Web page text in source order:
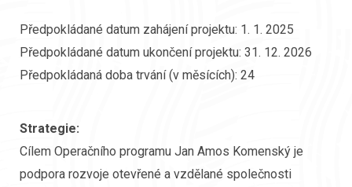
Předpokládané datum zahájení projektu: 1. 1. 2025
Předpokládané datum ukončení projektu: 31. 12. 2026
Předpokládaná doba trvání (v měsících): 24
Strategie:
Cílem Operačního programu Jan Amos Komenský je
podpora rozvoje otevřené a vzdělané společnosti